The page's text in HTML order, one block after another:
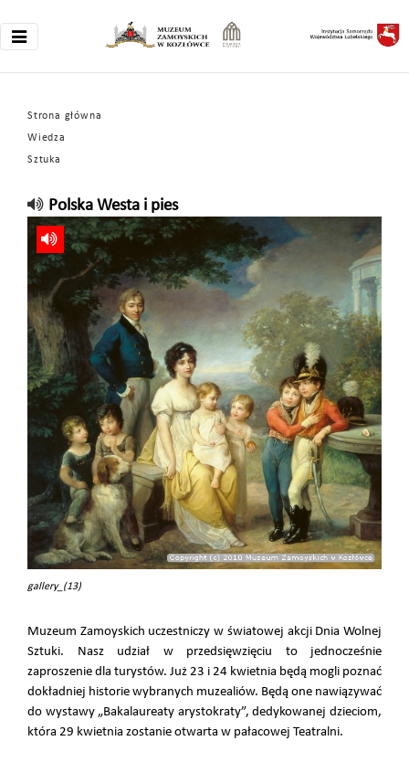
Strona główna
Wiedza
Sztuka
Polska Westa i pies
gallery_(13)
Muzeum Zamoyskich uczestniczy w światowej akcji Dnia Wolnej
Sztuki. Nasz udział w przedsięwzięciu to jednocześnie
zaproszenie dla turystów. Już 23 i 24 kwietnia będą mogli poznać
dokładniej historie wybranych muzealiów. Będą one nawiązywać
do wystawy „Bakalaureaty arystokraty”, dedykowanej dzieciom,
która 29 kwietnia zostanie otwarta w pałacowej Teatralni.